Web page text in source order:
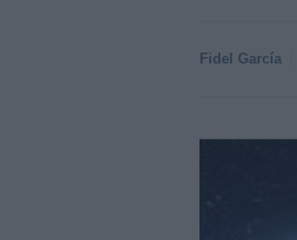
Fidel García